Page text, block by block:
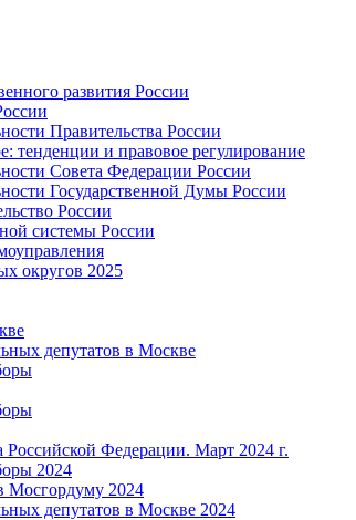
развития России
Правительства России
тенденции и правовое регулирование
Совета Федерации России
Государственной Думы России
России
системы России
округов 2025
депутатов в Москве
Федерации. Март 2024 г.
2024
Мосгордуму 2024
депутатов в Москве 2024